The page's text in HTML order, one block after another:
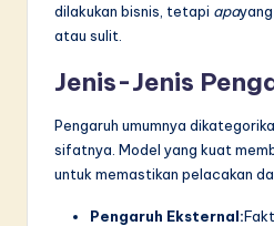
ti
dilakukan bisnis, tetapi apa
atau sulit.
Jenis-Jenis
Pengaruh umumnya
sifatnya. Model yang kuat
untuk memastikan pelacakan
Pengaruh Eksternal: